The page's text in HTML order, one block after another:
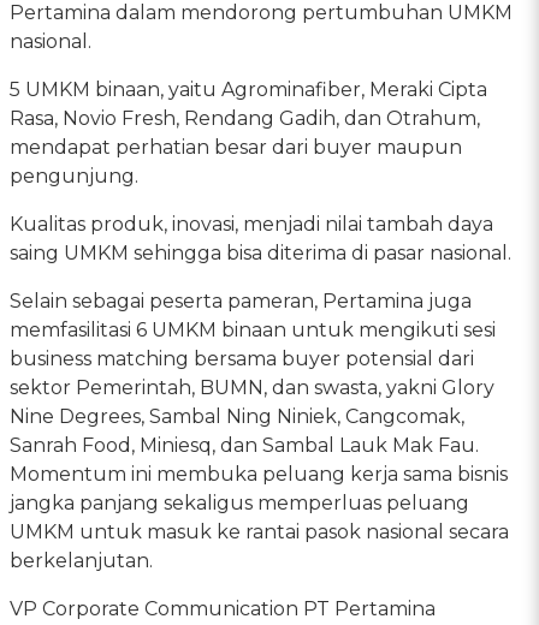
Pertamina dalam mendorong pertumbuhan UMKM
nasional.
5 UMKM binaan, yaitu Agrominafiber, Meraki Cipta
Rasa, Novio Fresh, Rendang Gadih, dan Otrahum,
mendapat perhatian besar dari buyer maupun
pengunjung.
Kualitas produk, inovasi, menjadi nilai tambah daya
saing UMKM sehingga bisa diterima di pasar nasional.
Selain sebagai peserta pameran, Pertamina juga
memfasilitasi 6 UMKM binaan untuk mengikuti sesi
business matching bersama buyer potensial dari
sektor Pemerintah, BUMN, dan swasta, yakni Glory
Nine Degrees, Sambal Ning Niniek, Cangcomak,
Sanrah Food, Miniesq, dan Sambal Lauk Mak Fau.
Momentum ini membuka peluang kerja sama bisnis
jangka panjang sekaligus memperluas peluang
UMKM untuk masuk ke rantai pasok nasional secara
berkelanjutan.
VP Corporate Communication PT Pertamina